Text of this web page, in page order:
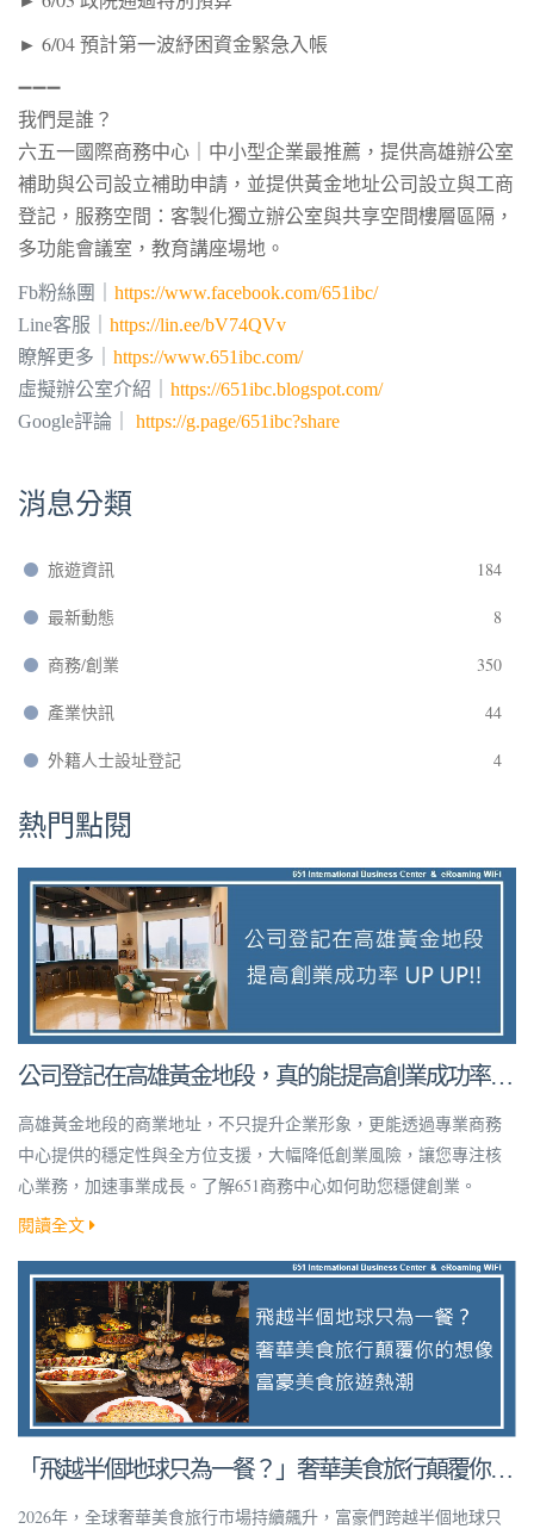
► 6/04 預計第一波紓困資金緊急入帳
➖➖➖
我們是誰？
六五一國際商務中心｜中小型企業最推薦，提供高雄辦公室
補助與公司設立補助申請，並提供黃金地址公司設立與工商
登記 ，服務空間：客製化獨立辦公室與共享空間樓層區隔，
多功能會議室，教育講座場地。
Fb粉絲團｜ https://www.facebook.com/651ibc/
Line客服｜ https://lin.ee/bV74QVv
瞭解更多｜ https://www.651ibc.com/
虛擬辦公室介紹｜ https://651ibc.blogspot.com/
Google評論｜ https://g.page/651ibc?share
消息分類
旅遊資訊 184
最新動態 8
商務/創業 350
產業快訊 44
外籍人士設址登記 4
熱門點閱
公司登記在高雄黃金地段，真的能提高創業成功率
嗎？
高雄黃金地段的商業地址，不只提升企業形象，更能透過專業商務
中心提供的穩定性與全方位支援，大幅降低創業風險，讓您專注核
心業務，加速事業成長。了解651商務中心如何助您穩健創業。
閱讀全文
「飛越半個地球只為一餐？」奢華美食旅行顛覆你的
想像！
2026年，全球奢華美食旅行市場持續飆升，富豪們跨越半個地球只